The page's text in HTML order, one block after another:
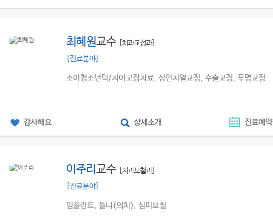
최혜원교수
[치과교정과]
[진료분야]
소아청소년턱/치아교정치료, 성인치열교정, 수술교정, 투명교정
감사해요 상세소개 진료예약
이주리교수
[치과보철과]
[진료분야]
임플란트, 틀니(의치), 심미보철